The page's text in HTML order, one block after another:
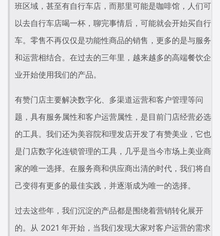
班区域，甚至有自行车店，而那里可能是咖啡馆，人们可
以去自行车店喝一杯，聊完事情后，可能就会开始买自行
车。零售不再仅仅是功能性商品的销售，更多的是与服务
和运营相结合。在过去的三年里，越来越多的高端餐饮企
业开始使用我们的产品。
有赞门店主要解决数字化、多渠道运营和客户管理等问
题，具有服务属性和客户运营属性，是目前门店经营必选
的工具。我们还为美容院和理发店开发了有赞美业，它也
是门店数字化连锁管理的工具，几乎是当今市场上美业商
家的唯一选择。在服务商和供应商出清的时代，我们将自
己变得有更多的最佳实践，并逐渐成为唯一的选择。
过去这些年，我们沉淀的产品都是围绕着营销转化展开
的。从 2021 年开始，当我们发现大家对客户运营的需求